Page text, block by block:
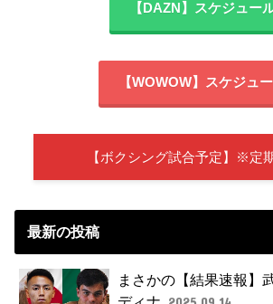
【DAZN】スケジュー
【WOWOW】スケジュ
【ボクシング試合予定】※定
最新の投稿
まさかの【結果速報】